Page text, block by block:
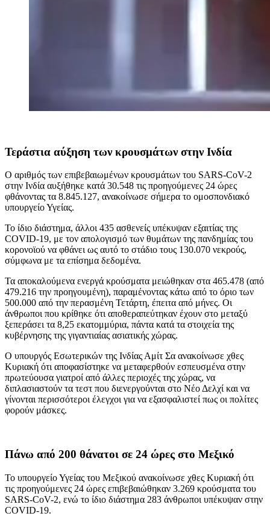
Τεράστια αύξηση των κρουσμάτων στην Ινδία
Ο αριθμός των επιβεβαιωμένων κρουσμάτων του SARS-CoV-2
στην Ινδία αυξήθηκε κατά 30.548 τις προηγούμενες 24 ώρες
φθάνοντας τα 8.845.127, ανακοίνωσε σήμερα το ομοσπονδιακό
υπουργείο Υγείας.
Το ίδιο διάστημα, άλλοι 435 ασθενείς υπέκυψαν εξαιτίας της
COVID-19, με τον απολογισμό των θυμάτων της πανδημίας του
κορονοϊού να φθάνει ως αυτό το στάδιο τους 130.070 νεκρούς,
σύμφωνα με τα επίσημα δεδομένα.
Τα αποκαλούμενα ενεργά κρούσματα μειώθηκαν στα 465.478 (από
479.216 την προηγουμένη), παραμένοντας κάτω από το όριο των
500.000 από την περασμένη Τετάρτη, έπειτα από μήνες. Οι
άνθρωποι που κρίθηκε ότι αποθεραπεύτηκαν έχουν στο μεταξύ
ξεπεράσει τα 8,25 εκατομμύρια, πάντα κατά τα στοιχεία της
κυβέρνησης της γιγαντιαίας ασιατικής χώρας.
Ο υπουργός Εσωτερικών της Ινδίας Αμίτ Σα ανακοίνωσε χθες
Κυριακή ότι αποφασίστηκε να μεταφερθούν εσπευσμένα στην
πρωτεύουσα γιατροί από άλλες περιοχές της χώρας, να
διπλασιαστούν τα τεστ που διενεργούνται στο Νέο Δελχί και να
γίνονται περισσότεροι έλεγχοι για να εξασφαλιστεί πως οι πολίτες
φορούν μάσκες.
Πάνω από 200 θάνατοι σε 24 ώρες στο Μεξικό
Το υπουργείο Υγείας του Μεξικού ανακοίνωσε χθες Κυριακή ότι
τις προηγούμενες 24 ώρες επιβεβαιώθηκαν 3.269 κρούσματα του
SARS-CoV-2, ενώ το ίδιο διάστημα 283 άνθρωποι υπέκυψαν στην
COVID-19.